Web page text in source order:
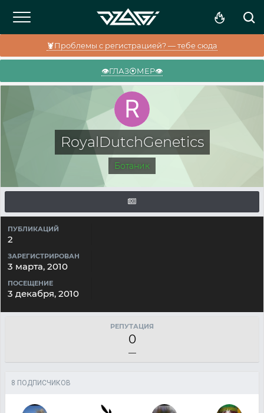
🦞Проблемы с регистрацией? — тебе сюда
👁️ГЛАЗ⦿МЕР👁️
RoyalDutchGenetics
Ботаник
ПУБЛИКАЦИЙ
2
ЗАРЕГИСТРИРОВАН
3 марта, 2010
ПОСЕЩЕНИЕ
3 декабря, 2010
РЕПУТАЦИЯ
0
—
8 ПОДПИСЧИКОВ